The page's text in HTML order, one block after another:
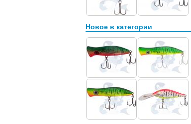
Новое в категории